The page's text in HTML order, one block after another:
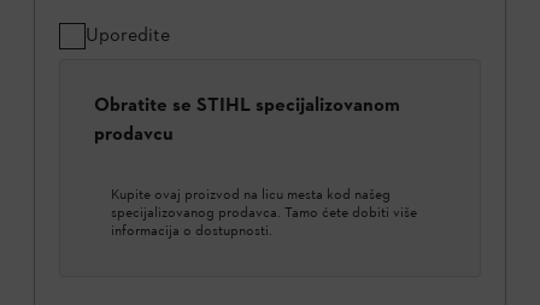
Uporedite
Obratite se STIHL specijalizovanom
prodavcu
Kupite ovaj proizvod na licu mesta kod našeg
specijalizovanog prodavca. Tamo ćete dobiti više
informacija o dostupnosti.